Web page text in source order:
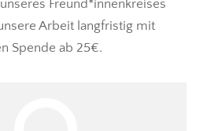
Freund*innenkreises
Arbeit langfristig mit
Spende ab 25€.